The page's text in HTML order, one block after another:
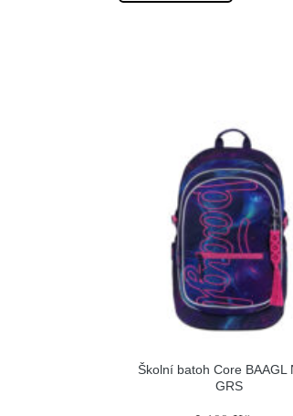
Školní batoh Core BAAGL
GRS